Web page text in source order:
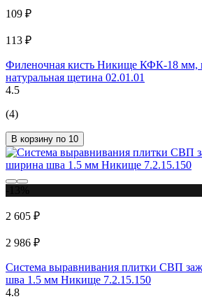
109 ₽
113 ₽
Филеночная кисть Никище КФК-18 мм,
натуральная щетина 02.01.01
4.5
(4)
В корзину по 10
2 605 ₽
2 986 ₽
Система выравнивания плитки СВП
шва 1.5 мм Никище 7.2.15.150
4.8